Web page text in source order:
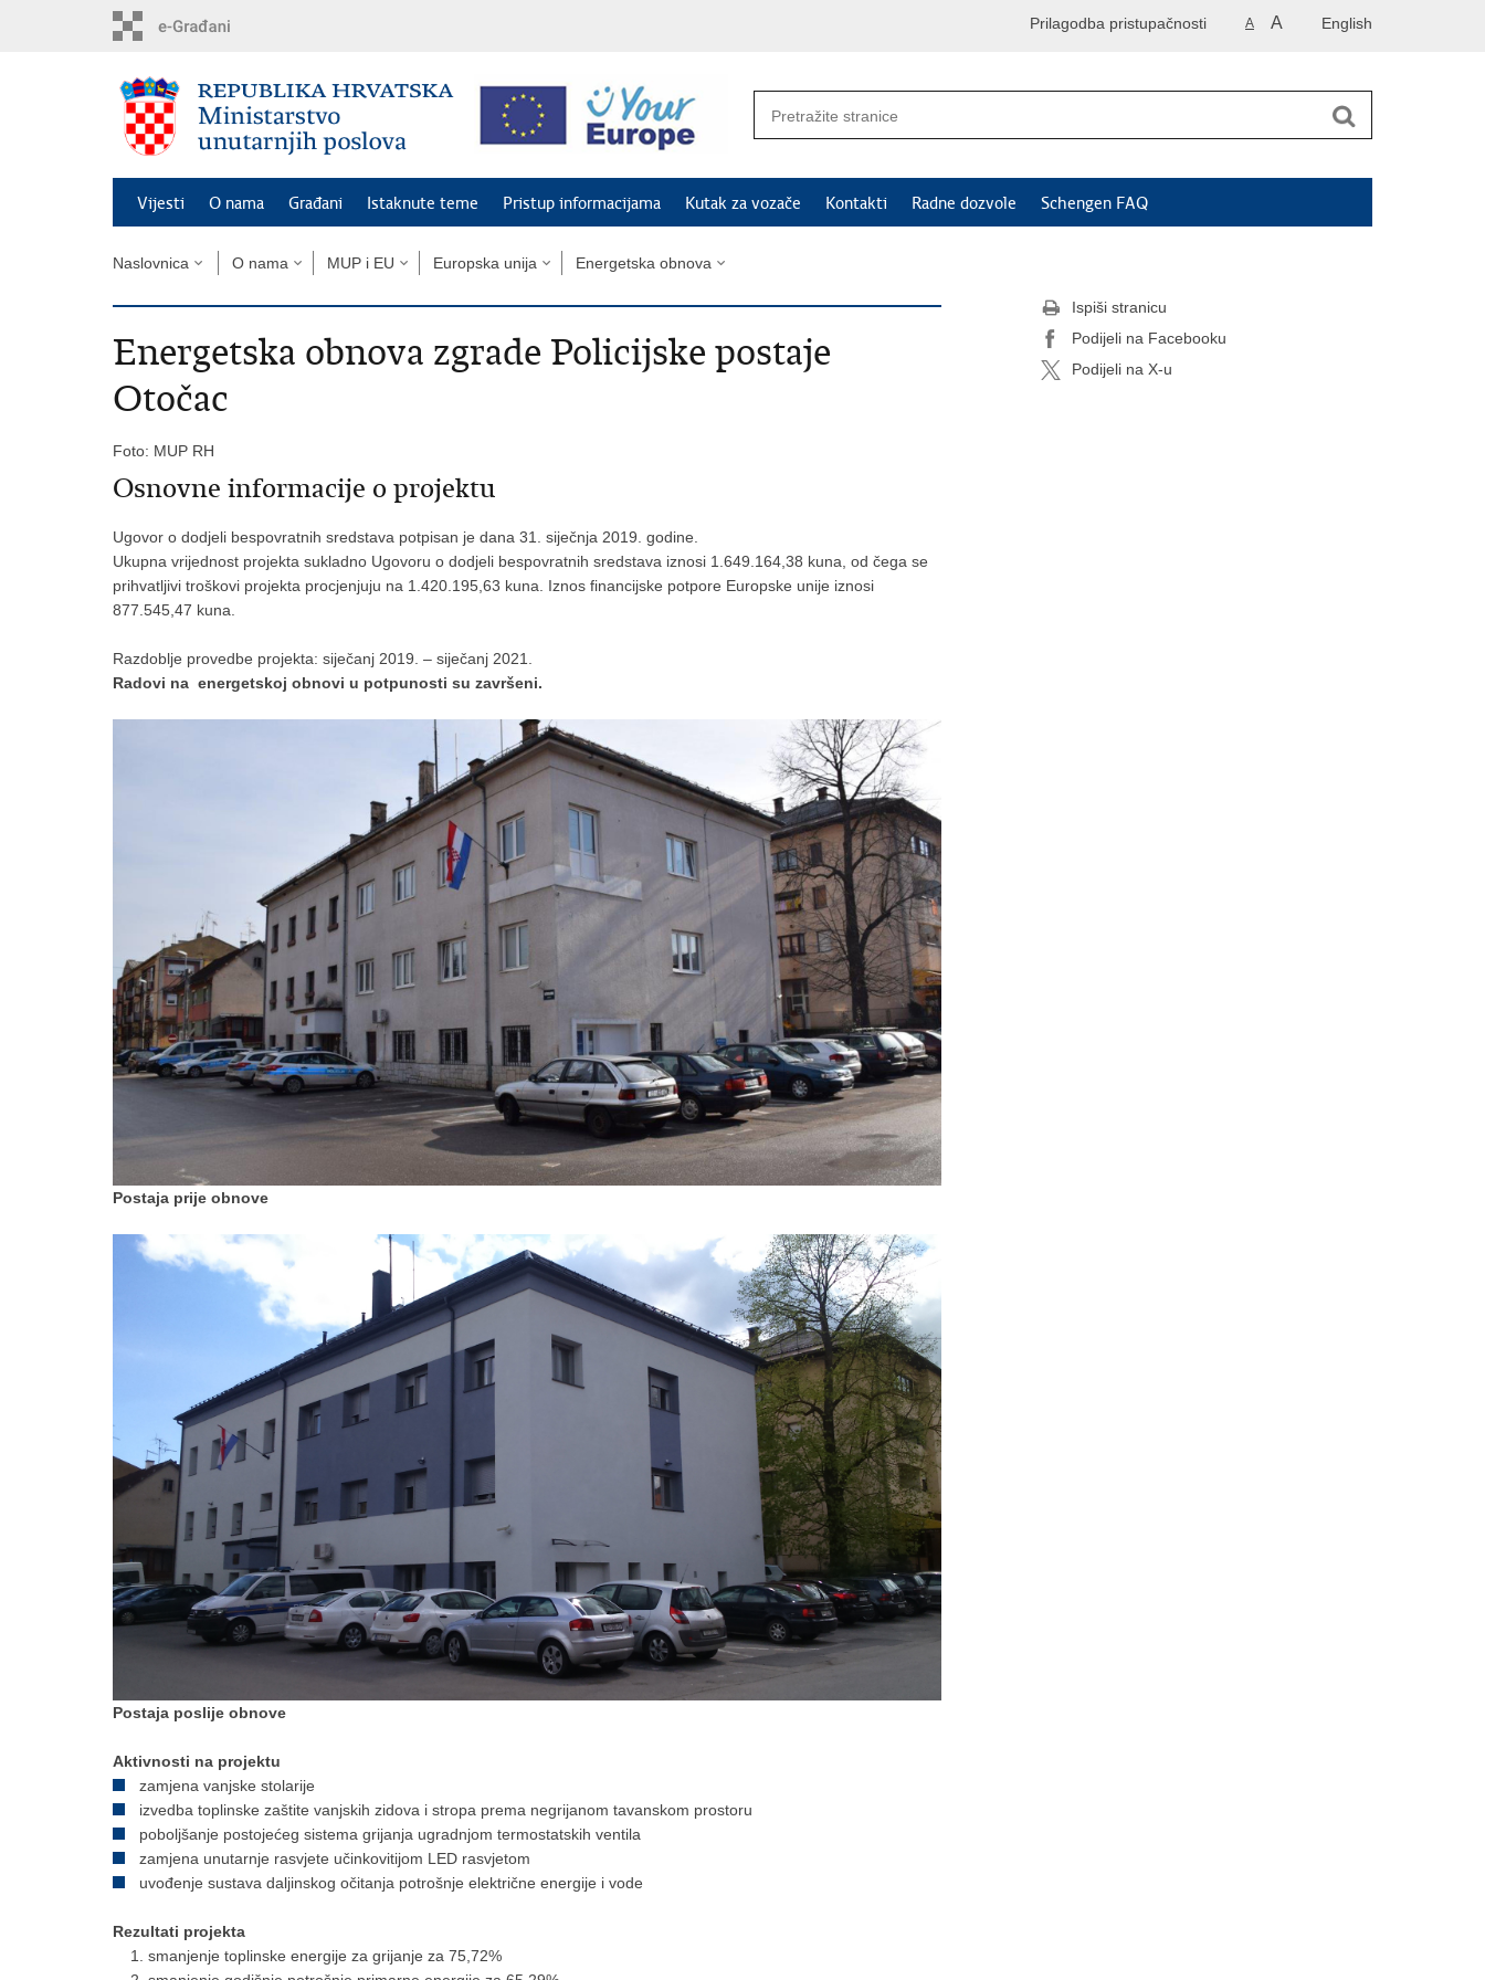
English
A A
Prilagodba pristupačnosti
Vijesti O nama Građani Istaknute teme Pristup informacijama Kutak za vozače Kontakti Radne dozvole Schengen FAQ
Naslovnica O nama MUP i EU Europska unija Energetska obnova
Energetska obnova zgrade Policijske postaje
Otočac
Foto: MUP RH
Osnovne informacije o projektu
Ugovor o dodjeli bespovratnih sredstava potpisan je dana 31. siječnja 2019. godine.
Ukupna vrijednost projekta sukladno Ugovoru o dodjeli bespovratnih sredstava iznosi 1.649.164,38 kuna, od čega se
prihvatljivi troškovi projekta procjenjuju na 1.420.195,63 kuna. Iznos financijske potpore Europske unije iznosi
877.545,47 kuna.
Razdoblje provedbe projekta: siječanj 2019. – siječanj 2021.
Radovi na energetskoj obnovi u potpunosti su završeni.
Postaja prije obnove
Postaja poslije obnove
Aktivnosti na projektu
zamjena vanjske stolarije
izvedba toplinske zaštite vanjskih zidova i stropa prema negrijanom tavanskom prostoru
poboljšanje postojećeg sistema grijanja ugradnjom termostatskih ventila
zamjena unutarnje rasvjete učinkovitijom LED rasvjetom
uvođenje sustava daljinskog očitanja potrošnje električne energije i vode
Rezultati projekta
smanjenje toplinske energije za grijanje za 75,72%
Ispiši stranicu
Podijeli na Facebooku
Podijeli na X-u